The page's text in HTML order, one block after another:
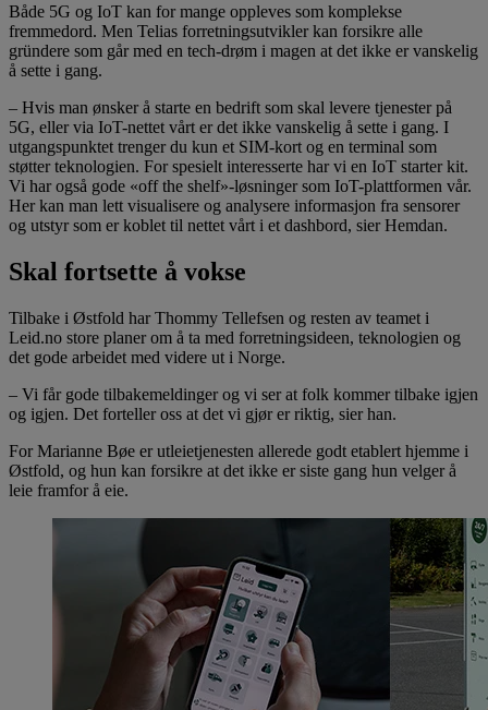
Både 5G og IoT kan for mange oppleves som komplekse
fremmedord. Men Telias forretningsutvikler kan forsikre alle
gründere som går med en tech-drøm i magen at det ikke er vanskelig
å sette i gang.
– Hvis man ønsker å starte en bedrift som skal levere tjenester på
5G, eller via IoT-nettet vårt er det ikke vanskelig å sette i gang. I
utgangspunktet trenger du kun et SIM-kort og en terminal som
støtter teknologien. For spesielt interesserte har vi en IoT starter kit.
Vi har også gode «off the shelf»-løsninger som IoT-plattformen vår.
Her kan man lett visualisere og analysere informasjon fra sensorer
og utstyr som er koblet til nettet vårt i et dashbord, sier Hemdan.
Skal fortsette å vokse
Tilbake i Østfold har Thommy Tellefsen og resten av teamet i
Leid.no store planer om å ta med forretningsideen, teknologien og
det gode arbeidet med videre ut i Norge.
– Vi får gode tilbakemeldinger og vi ser at folk kommer tilbake igjen
og igjen. Det forteller oss at det vi gjør er riktig, sier han.
For Marianne Bøe er utleietjenesten allerede godt etablert hjemme i
Østfold, og hun kan forsikre at det ikke er siste gang hun velger å
leie framfor å eie.